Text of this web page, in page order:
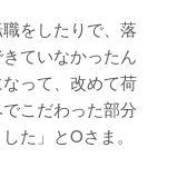
をしたりで、落
ていなかったん
って、改めて荷
こだわった部分
た」とOさま。